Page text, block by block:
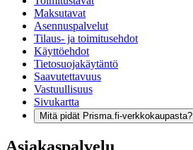
Maksutavat
Asennuspalvelut
Tilaus- ja toimitusehdot
Käyttöehdot
Tietosuojakäytäntö
Saavutettavuus
Vastuullisuus
Sivukartta
Mitä pidät Prisma.fi-verkkokaupasta?